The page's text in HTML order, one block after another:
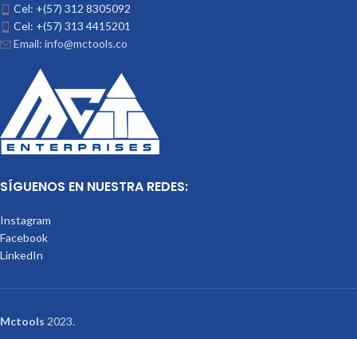
Cel: +(57) 312 8305092
Cel: +(57) 313 4415201
Email: info@mctools.co
SÍGUENOS EN NUESTRA REDES:
Instagram
Facebook
LinkedIn
Mctools 2023.